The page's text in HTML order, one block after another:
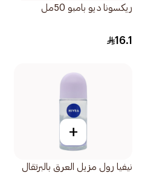
ريكسونا ديو بامبو 50مل
16.1
+
نيفيا رول مزيل العرق بالبرتقال